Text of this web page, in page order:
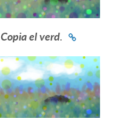
Copia el verd.